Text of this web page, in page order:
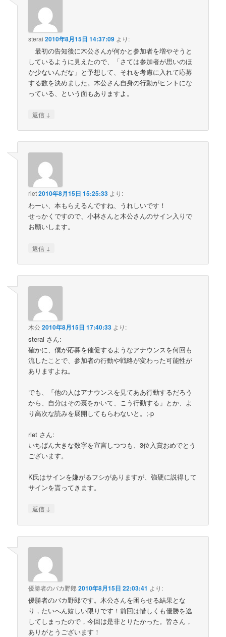
sterai 2010年8月15日 14:37:09 より:
最初の告知後に木公さんが何かと参加者を増やそうと
しているように見えたので、「さては参加者が思いのほ
か少ないんだな」と予想して、それを考慮に入れて応募
する数を決めました。木公さん自身の行動がヒントにな
っている、という面もありますよ。
返信 ↓
riet2010年8月15日 15:25:33 より:
わーい、本もらえるんですね、うれしいです！
せっかくですので、小林さんと木公さんのサイン入りで
お願いします。
返信 ↓
木公2010年8月15日 17:40:33 より:
sterai さん:
確かに、僕が応募を催促するようなアナウンスを何回も
流したことで、参加者の行動や戦略が変わった可能性が
ありますよね。
でも、「他の人はアナウンスを見てああ行動するだろう
から、自分はその裏をかいて、こう行動する」とか、よ
り高次な読みを展開してもらわないと。;-p
riet さん:
いちばん大きな数字を宣言しつつも、3位入賞おめでとう
ございます。
K氏はサインを嫌がるフシがありますが、強硬に説得して
サインを貰ってきます。
返信 ↓
優勝者のバカ野郎2010年8月15日 22:03:41 より:
優勝者のバカ野郎です。木公さんを困らせる結果とな
り，たいへん嬉しい限りです！前回は惜しくも優勝を逃
してしまったので，今回は是非とりたかった。皆さん，
ありがとうございます！